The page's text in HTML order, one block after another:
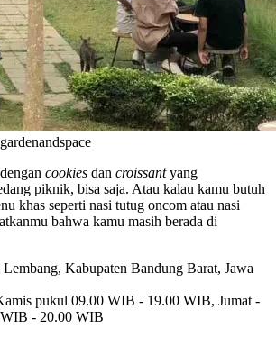
cookies dan croissantyang
piknik, bisa saja. Atau kalau kamu butuh
khas seperti nasi tutug oncom atau nasi
bahwa kamu masih berada di
Kabupaten Bandung Barat, Jawa
pukul 09.00 WIB - 19.00 WIB, Jumat -
- 20.00 WIB